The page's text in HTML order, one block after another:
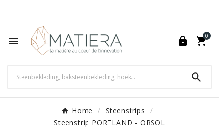
  
0

Home
Steenstrips
Steenstrip PORTLAND - ORSOL